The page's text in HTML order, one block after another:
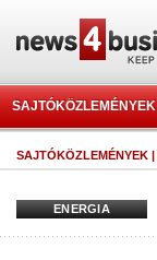
SAJTÓKÖZLEMÉNYEK
SAJTÓKÖZLEMÉNYEK |
ENERGIA